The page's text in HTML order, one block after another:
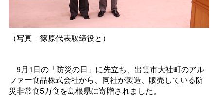
（写真：篠原代表取締役と）
9月1日の「防災の日」に先立ち、出雲市大社町のアル
ファー食品株式会社から、同社が製造、販売している防
災非常食5万食を島根県に寄贈されました。